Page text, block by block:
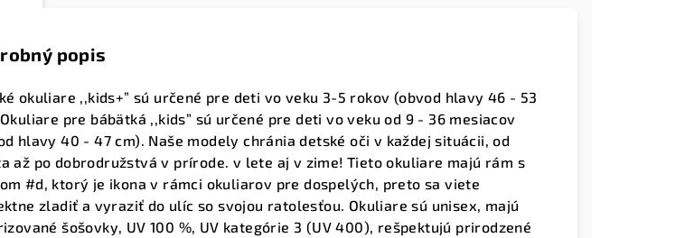
popis
okuliare ,,kids+” sú určené pre deti vo veku 3-5 rokov (obvod hlavy 46 - 53
pre bábätká ,,kids” sú určené pre deti vo veku od 9 - 36 mesiacov
hlavy 40 - 47 cm). Naše modely chránia detské oči v každej situácii, od
až po dobrodružstvá v prírode. v lete aj v zime! Tieto okuliare majú rám s
#d, ktorý je ikona v rámci okuliarov pre dospelých, preto sa viete
zladiť a vyraziť do ulíc so svojou ratolesťou. Okuliare sú unisex, majú
šošovky, UV 100 %, UV kategórie 3 (UV 400), rešpektujú prirodzené